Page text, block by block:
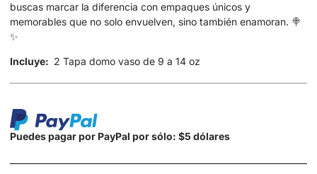
buscas marcar la diferencia con empaques únicos y
memorables que no solo envuelven, sino también enamoran. 🍭
✨
Incluye: 2 Tapa domo vaso de 9 a 14 oz
Puedes pagar por PayPal por sólo: $5 dólares